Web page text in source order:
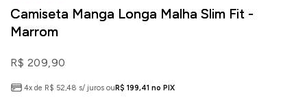
Camiseta Manga Longa Malha Slim Fit -
Marrom
R$ 209,90
4x de R$ 52,48 s/ juros ouR$ 199,41 no PIX